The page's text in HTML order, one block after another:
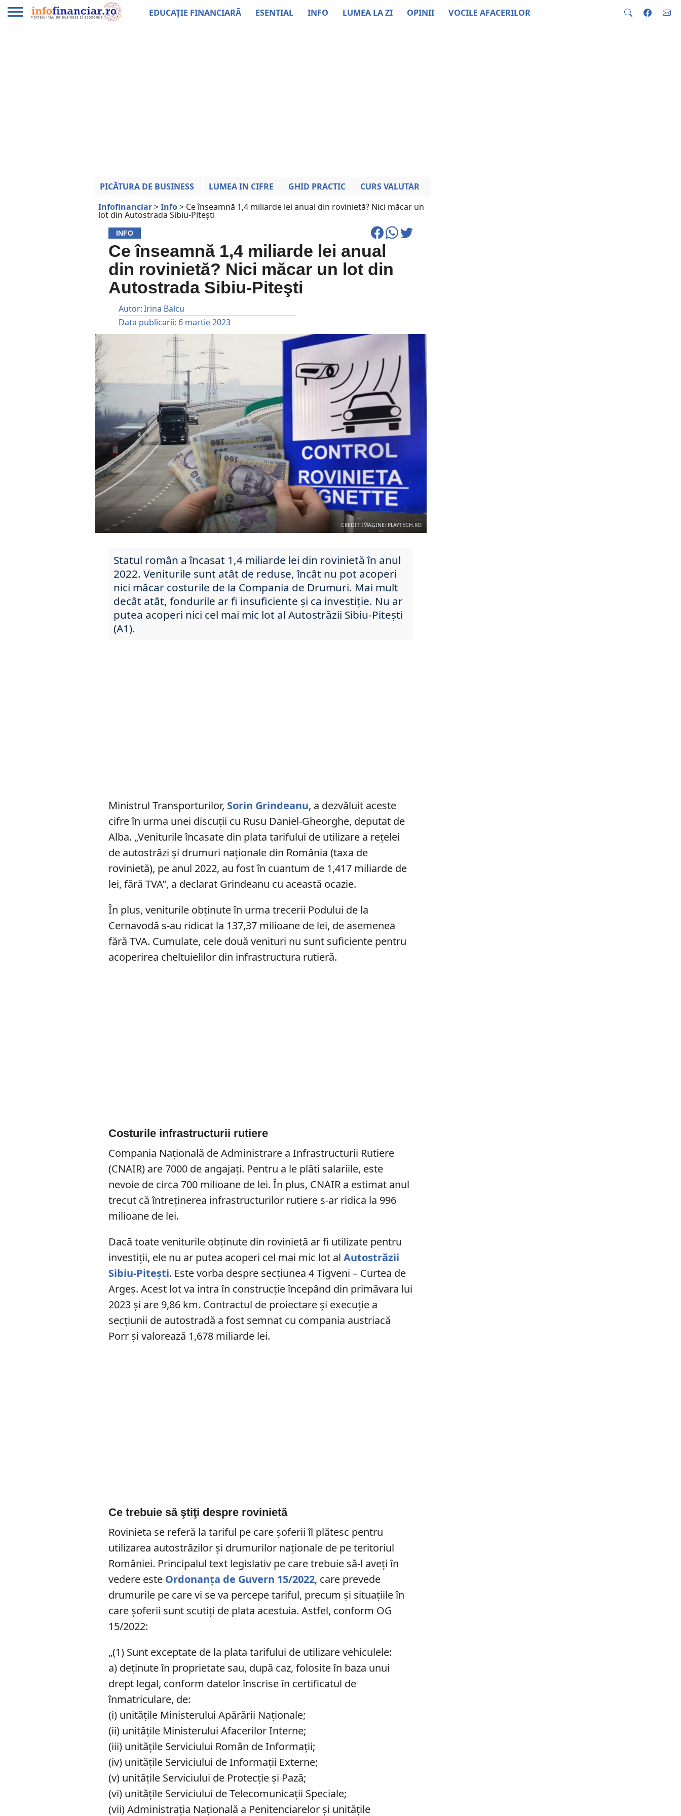
EDUCAȚIE FINANCIARĂ ESENTIAL INFO LUMEA LA ZI OPINII VOCILE AFACERILOR
PICĂTURA DE BUSINESS LUMEA IN CIFRE GHID PRACTIC
CURS VALUTAR
Infofinanciar>Info> Ce înseamnă 1,4 miliarde lei anual din rovinietă? Nici măcar un
lot din Autostrada Sibiu-Piteşti
INFO
Ce înseamnă 1,4 miliarde lei anual
din rovinietă? Nici măcar un lot din
Autostrada Sibiu-Piteşti
Autor:Irina Balcu
Data publicarii: 6 martie 2023
CREDIT IMAGINE: PLAYTECH.RO
Statul român a încasat 1,4 miliarde lei din rovinietă în anul
2022. Veniturile sunt atât de reduse, încât nu pot acoperi
nici măcar costurile de la Compania de Drumuri. Mai mult
decât atât, fondurile ar fi insuficiente şi ca investiţie. Nu ar
putea acoperi nici cel mai mic lot al Autostrăzii Sibiu-Piteşti
(A1).
Ministrul Transporturilor, Sorin Grindeanu, a dezvăluit aceste
cifre în urma unei discuţii cu Rusu Daniel-Gheorghe, deputat de
Alba. „Veniturile încasate din plata tarifului de utilizare a rețelei
de autostrăzi și drumuri naționale din România (taxa de
rovinietă), pe anul 2022, au fost în cuantum de 1,417 miliarde de
lei, fără TVA”, a declarat Grindeanu cu această ocazie.
În plus, veniturile obţinute în urma trecerii Podului de la
Cernavodă s-au ridicat la 137,37 milioane de lei, de asemenea
fără TVA. Cumulate, cele două venituri nu sunt suficiente pentru
acoperirea cheltuielilor din infrastructura rutieră.
Costurile infrastructurii rutiere
Compania Naţională de Administrare a Infrastructurii Rutiere
(CNAIR) are 7000 de angajaţi. Pentru a le plăti salariile, este
nevoie de circa 700 milioane de lei. În plus, CNAIR a estimat anul
trecut că întreţinerea infrastructurilor rutiere s-ar ridica la 996
milioane de lei.
Dacă toate veniturile obţinute din rovinietă ar fi utilizate pentru
investiţii, ele nu ar putea acoperi cel mai mic lot alAutostrăzii
Sibiu-Piteşti. Este vorba despre secţiunea 4 Tigveni – Curtea de
Argeş. Acest lot va intra în construcţie începând din primăvara lui
2023 şi are 9,86 km. Contractul de proiectare şi execuţie a
secţiunii de autostradă a fost semnat cu compania austriacă
Porr şi valorează 1,678 miliarde lei.
Ce trebuie să ştiţi despre rovinietă
Rovinieta se referă la tariful pe care şoferii îl plătesc pentru
utilizarea autostrăzilor şi drumurilor naţionale de pe teritoriul
României. Principalul text legislativ pe care trebuie să-l aveţi în
vedere este Ordonanţa de Guvern 15/2022, care prevede
drumurile pe care vi se va percepe tariful, precum și situațiile în
care șoferii sunt scutiți de plata acestuia. Astfel, conform OG
15/2022:
„(1) Sunt exceptate de la plata tarifului de utilizare vehiculele:
a) deținute în proprietate sau, după caz, folosite în baza unui
drept legal, conform datelor înscrise în certificatul de
înmatriculare, de:
(i) unitățile Ministerului Apărării Naționale;
(ii) unitățile Ministerului Afacerilor Interne;
(iii) unitățile Serviciului Român de Informații;
(iv) unitățile Serviciului de Informații Externe;
(v) unitățile Serviciului de Protecție și Pază;
(vi) unitățile Serviciului de Telecomunicații Speciale;
(vii) Administrația Națională a Penitenciarelor și unitățile